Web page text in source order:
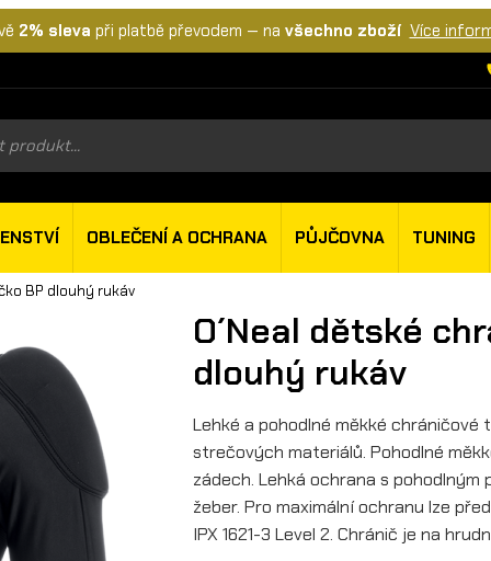
2% sleva při platbě převodem — na všechno zboží Více
OBLEČENÍ A OCHRANA PŮJČOVNA TUNING
BP dlouhý rukáv
O´Neal dětské
dlouhý rukáv
Lehké a pohodlné měkké chráničové
strečových materiálů. Pohodlné
zádech. Lehká ochrana s
žeber. Pro maximální ochranu lze
IPX 1621-3 Level 2. Chránič je na